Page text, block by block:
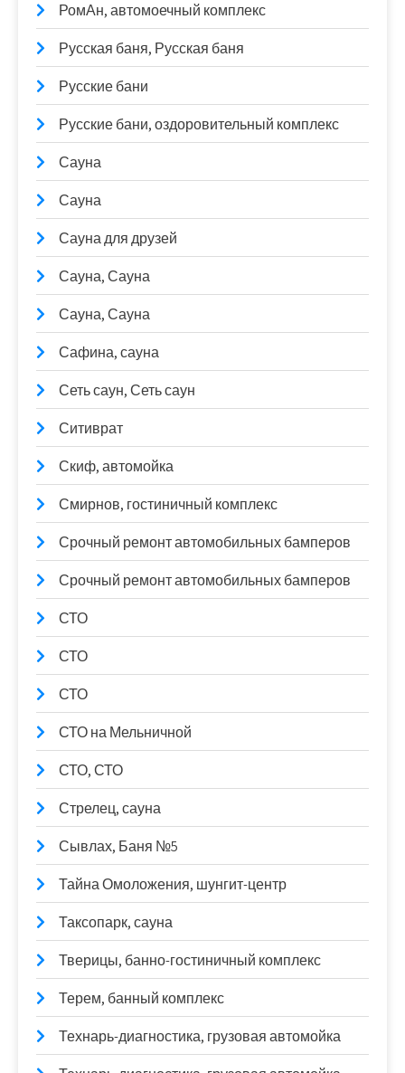
РомАн, автомоечный комплекс
Русская баня, Русская баня
Русские бани
Русские бани, оздоровительный комплекс
Сауна
Сауна
Сауна для друзей
Сауна, Сауна
Сауна, Сауна
Сафина, сауна
Сеть саун, Сеть саун
Ситиврат
Скиф, автомойка
Смирнов, гостиничный комплекс
Срочный ремонт автомобильных бамперов
Срочный ремонт автомобильных бамперов
СТО
СТО
СТО
СТО на Мельничной
СТО, СТО
Стрелец, сауна
Сывлах, Баня №5
Тайна Омоложения, шунгит-центр
Таксопарк, сауна
Тверицы, банно-гостиничный комплекс
Терем, банный комплекс
Технарь-диагностика, грузовая автомойка